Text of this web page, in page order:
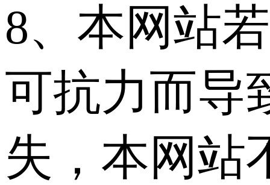
8、本网站
可抗力而导
失，本网站